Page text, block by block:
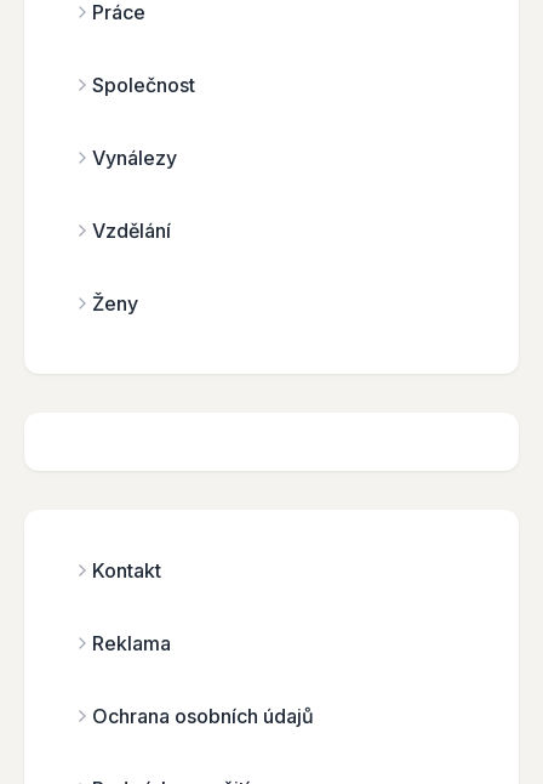
Práce
Společnost
Vynálezy
Vzdělání
Ženy
Kontakt
Reklama
Ochrana osobních údajů